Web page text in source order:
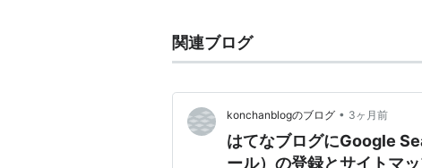
関連ブログ
konchanblogのブログ • 3ヶ月前
はてなブログにGoogle
ール）の登録とサイトマ